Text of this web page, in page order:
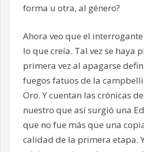
forma u otra, al género?
Ahora veo que el
lo que creía. Tal vez se haya
primera vez al apagarse
fuegos fatuos de la
Oro. Y cuentan las crónicas
nuestro que así surgió una
que no fue más que una
calidad de la primera etapa.